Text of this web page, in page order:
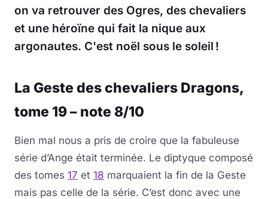
Jeux vidéo
Jeux de société
Sortir
Sciences & Tech
Forum
on va retrouver des Ogres, des chevaliers
et une héroïne qui fait la nique aux
argonautes. C'est noël sous le soleil !
La Geste des chevaliers Dragons,
tome 19 – note 8/10
Bien mal nous a pris de croire que la fabuleuse
série d’Ange était terminée. Le diptyque composé
des tomes 17 et 18 marquaient la fin de la Geste
mais pas celle de la série. C’est donc avec une